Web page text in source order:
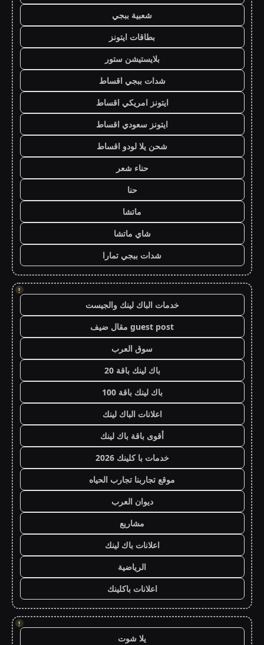
شعبية ببجي
بطاقات ايتونز
بلايستيشن ستور
شدات ببجي اقساط
ايتونز امريكي اقساط
ايتونز سعودي اقساط
شحن يلا لودو اقساط
حناء شعر
حنا
ماتشا
شاي ماتشا
شدات ببجي تمارا
!
خدمات الباك لينك والجيست
guest post مقال ضيف
سوق العرب
باك لينك باقة 20
باك لينك باقة 100
اعلانات الباك لينك
أقوى باقة باك لينك
خدمات با كلينك 2026
موقع تجاربنا تجارب الحياه
ديوان العرب
مشاريع
اعلانات باك لينك
الرياضية
اعلانات باكلينك
!
يلا شوت